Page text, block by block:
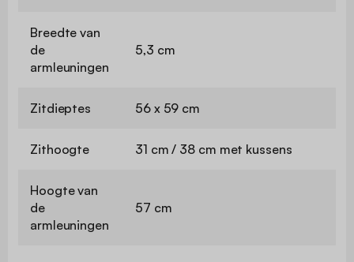
Breedte van
de
armleuningen
5,3 cm
Zitdieptes 56 x 59 cm
Zithoogte 31 cm / 38 cm met kussens
Hoogte van
de
armleuningen
57 cm